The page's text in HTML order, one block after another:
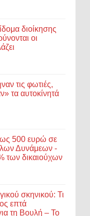
διοίκησης
οι
τις φωτιές,
τα αυτοκίνητά
500 ευρώ σε
Δυνάμεων -
των δικαιούχων
σκηνικού: Τι
επτά
τη Βουλή – Το